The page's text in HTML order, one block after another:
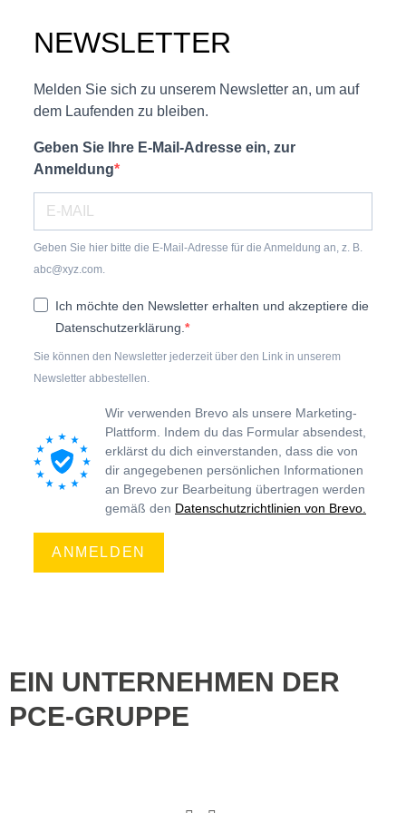
NEWSLETTER
Melden Sie sich zu unserem Newsletter an, um auf
dem Laufenden zu bleiben.
Geben Sie Ihre E-Mail-Adresse ein, zur
Anmeldung
Geben Sie hier bitte die E-Mail-Adresse für die Anmeldung an, z. B.
abc@xyz.com.
Ich möchte den Newsletter erhalten und akzeptiere die
Datenschutzerklärung.
Sie können den Newsletter jederzeit über den Link in unserem
Newsletter abbestellen.
Wir verwenden Brevo als unsere Marketing-
Plattform. Indem du das Formular absendest,
erklärst du dich einverstanden, dass die von
dir angegebenen persönlichen Informationen
an Brevo zur Bearbeitung übertragen werden
gemäß den Datenschutzrichtlinien von Brevo.
ANMELDEN
EIN UNTERNEHMEN DER
PCE-GRUPPE